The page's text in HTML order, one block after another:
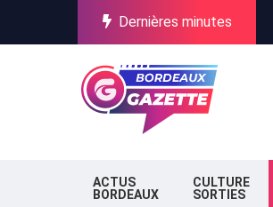
Dernières minutes
ACTUS
BORDEAUX
CULTURE
SORTIES